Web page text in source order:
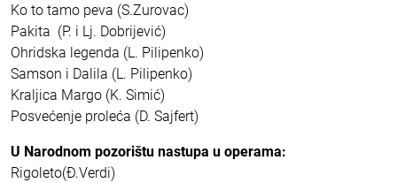
Ko to tamo peva (S.Zurovac)
Pakita (P. i Lj. Dobrijević)
Ohridska legenda (L. Pilipenko)
Samson i Dalila (L. Pilipenko)
Kraljica Margo (K. Simić)
Posvećenje proleća (D. Sajfert)
U Narodnom pozorištu nastupa u operama:
Rigoleto(Đ.Verdi)